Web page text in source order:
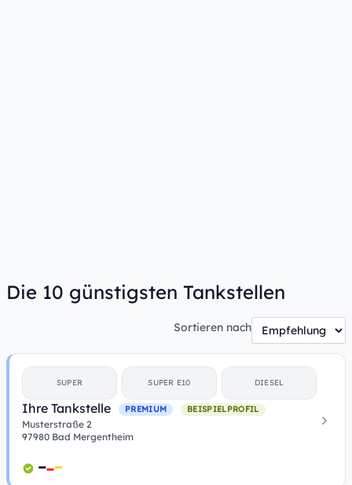
Die 10 günstigsten Tankstellen
Sortieren nach
SUPER SUPER E10 DIESEL
Ihre Tankstelle PREMIUM BEISPIELPROFIL
Musterstraße 2
97980 Bad Mergentheim